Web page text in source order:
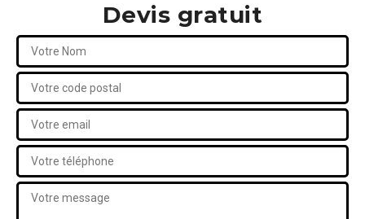
Devis gratuit